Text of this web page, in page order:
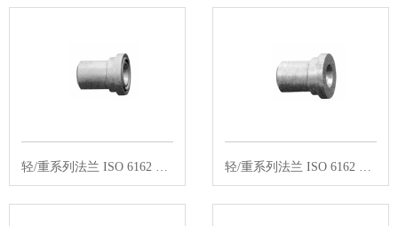
轻/重系列法兰 ISO 6162 焊接管 轻/重系列法兰 ISO 6162 焊接管